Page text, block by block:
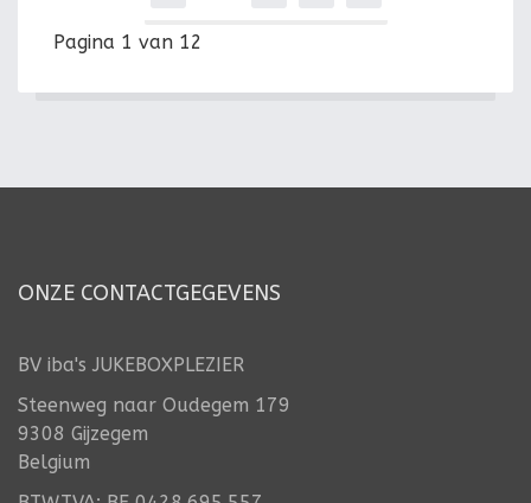
Pagina 1 van 12
ONZE CONTACTGEGEVENS
BV iba's JUKEBOXPLEZIER
Steenweg naar Oudegem 179
9308 Gijzegem
Belgium